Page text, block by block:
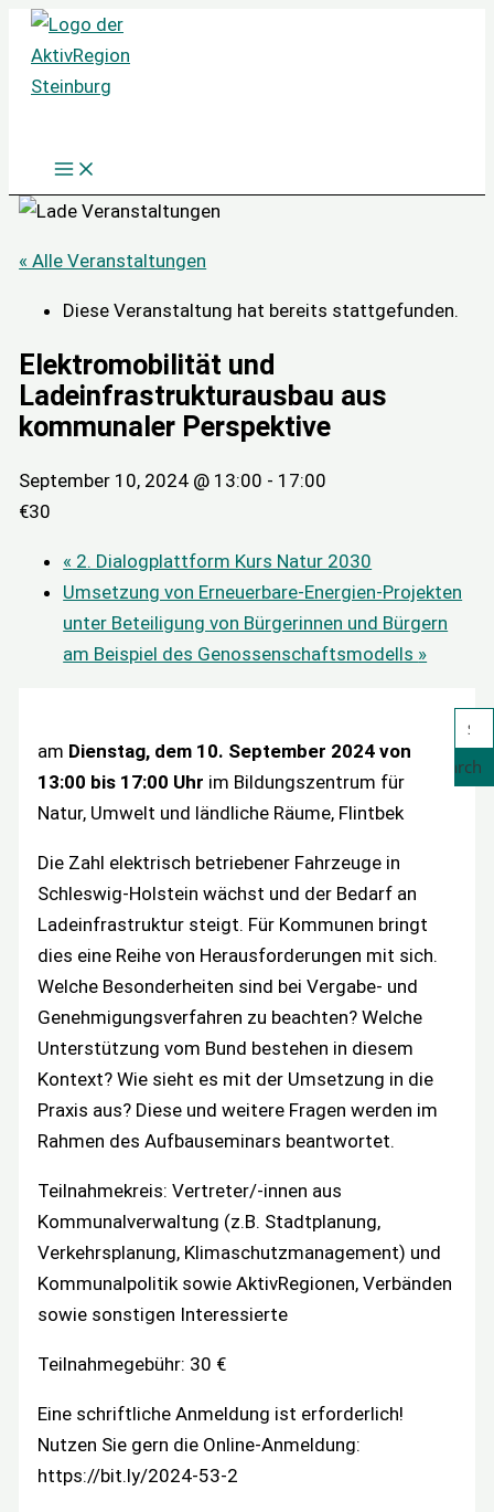
Zum
Inhalt
springen
Search
« Alle Veranstaltungen
Diese Veranstaltung hat bereits stattgefunden.
Elektromobilität und
Ladeinfrastrukturausbau aus
kommunaler Perspektive
September 10, 2024 @ 13:00 - 17:00
€30
« 2. Dialogplattform Kurs Natur 2030
Umsetzung von Erneuerbare-Energien-Projekten
unter Beteiligung von Bürgerinnen und Bürgern
am Beispiel des Genossenschaftsmodells »
am Dienstag, dem 10. September 2024 von
13:00 bis 17:00 Uhr im Bildungszentrum für
Natur, Umwelt und ländliche Räume, Flintbek
Die Zahl elektrisch betriebener Fahrzeuge in
Schleswig-Holstein wächst und der Bedarf an
Ladeinfrastruktur steigt. Für Kommunen bringt
dies eine Reihe von Herausforderungen mit sich.
Welche Besonderheiten sind bei Vergabe- und
Genehmigungsverfahren zu beachten? Welche
Unterstützung vom Bund bestehen in diesem
Kontext? Wie sieht es mit der Umsetzung in die
Praxis aus? Diese und weitere Fragen werden im
Rahmen des Aufbauseminars beantwortet.
Teilnahmekreis: Vertreter/-innen aus
Kommunalverwaltung (z.B. Stadtplanung,
Verkehrsplanung, Klimaschutzmanagement) und
Kommunalpolitik sowie AktivRegionen, Verbänden
sowie sonstigen Interessierte
Teilnahmegebühr: 30 €
Eine schriftliche Anmeldung ist erforderlich!
Nutzen Sie gern die Online-Anmeldung:
https://bit.ly/2024-53-2